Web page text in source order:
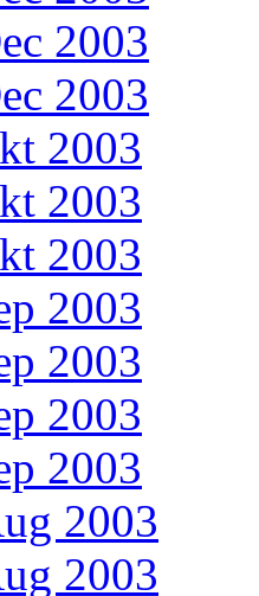
2003
2003
2003
2003
2003
2003
2003
2003
2003
2003
2003